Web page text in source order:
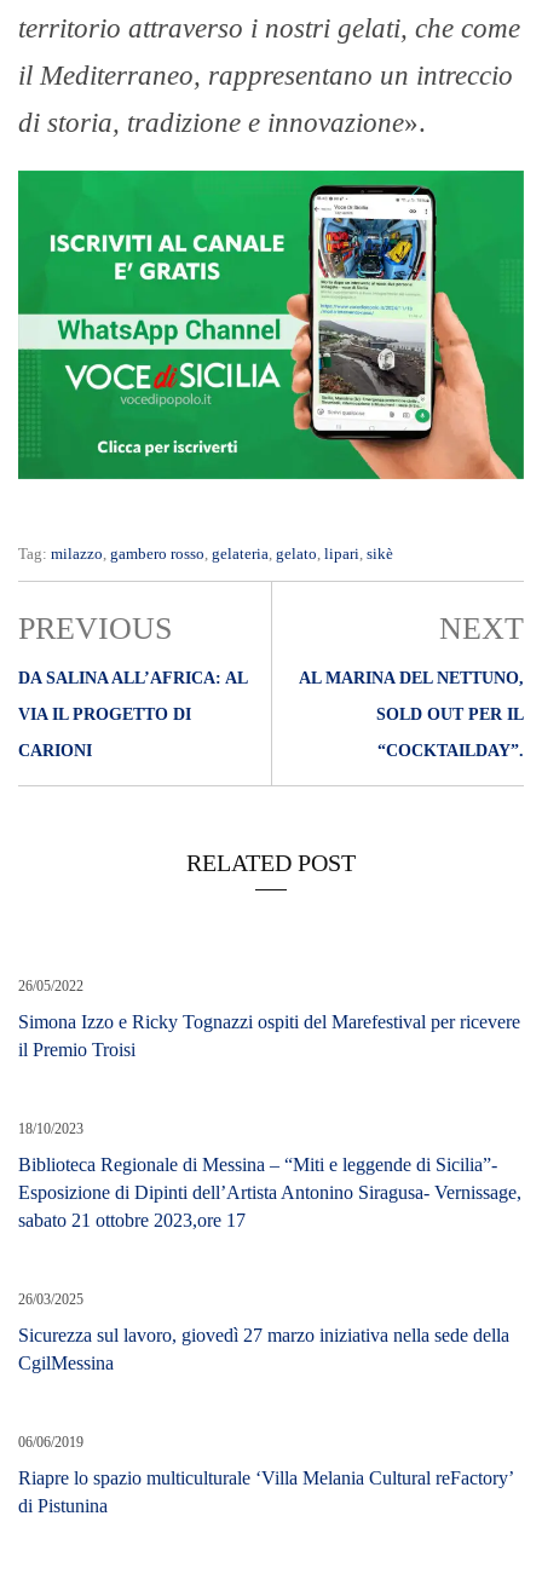
territorio attraverso i nostri gelati, che come
il Mediterraneo, rappresentano un intreccio
di storia, tradizione e innovazione».
Tag: milazzo, gambero rosso, gelateria, gelato, lipari, sikè
PREVIOUS
DA SALINA ALL’AFRICA: AL
VIA IL PROGETTO DI
CARIONI
NEXT
AL MARINA DEL NETTUNO,
SOLD OUT PER IL
“COCKTAILDAY”.
RELATED POST
26/05/2022
Simona Izzo e Ricky Tognazzi ospiti del Marefestival per ricevere
il Premio Troisi
18/10/2023
Biblioteca Regionale di Messina – “Miti e leggende di Sicilia”-
Esposizione di Dipinti dell’Artista Antonino Siragusa- Vernissage,
sabato 21 ottobre 2023,ore 17
26/03/2025
Sicurezza sul lavoro, giovedì 27 marzo iniziativa nella sede della
CgilMessina
06/06/2019
Riapre lo spazio multiculturale ‘Villa Melania Cultural reFactory’
di Pistunina